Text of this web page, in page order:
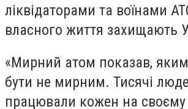
ліквідаторами та воїнами
власного життя захищають
«Мирний атом показав,
бути не мирним. Тисячі
працювали кожен на своєму